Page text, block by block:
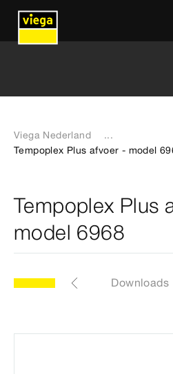
Viega Nederland
...
Tempoplex Plus afvoer - model
Tempoplex Plus
model 6968
Certificaten Downloads